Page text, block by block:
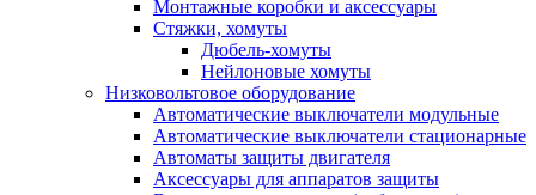
Монтажные коробки и аксессуары
Стяжки, хомуты
Дюбель-хомуты
Нейлоновые хомуты
Низковольтовое оборудование
Автоматические выключатели модульные
Автоматические выключатели стационарные
Автоматы защиты двигателя
Аксессуары для аппаратов защиты